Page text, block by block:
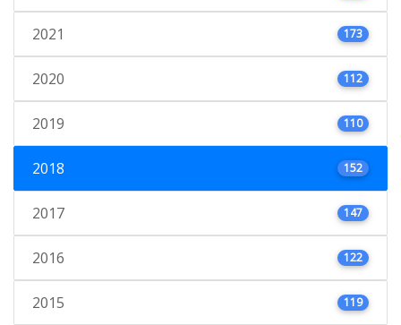
2021 173
2020 112
2019 110
2018 152
2017 147
2016 122
2015 119